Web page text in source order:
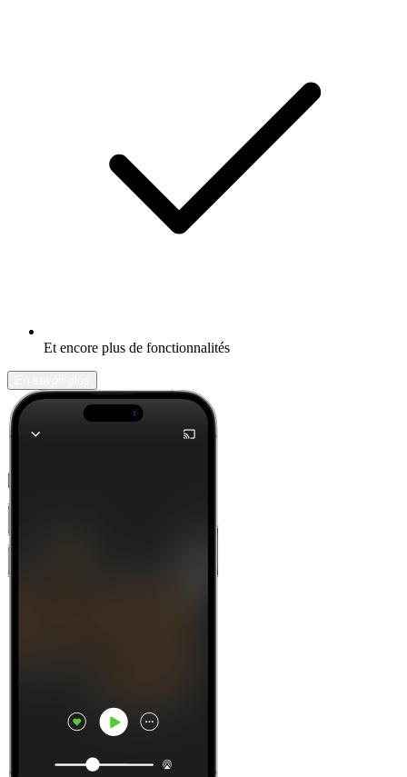
Et encore plus de fonctionnalités